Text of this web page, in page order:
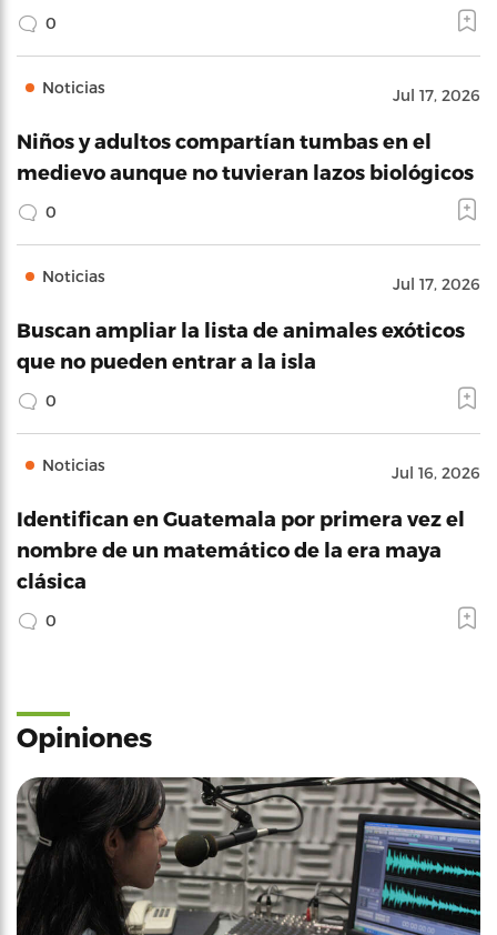
0
Noticias Jul 17, 2026
Niños y adultos compartían tumbas en el
medievo aunque no tuvieran lazos biológicos
0
Noticias Jul 17, 2026
Buscan ampliar la lista de animales exóticos
que no pueden entrar a la isla
0
Noticias Jul 16, 2026
Identifican en Guatemala por primera vez el
nombre de un matemático de la era maya
clásica
0
Opiniones